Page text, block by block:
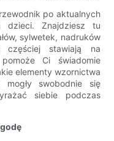
po aktualnych
Znajdziesz tu
sylwetek, nadruków
stawiają na
Ci świadomie
elementy wzornictwa
mogły swobodnie się
siebie podczas